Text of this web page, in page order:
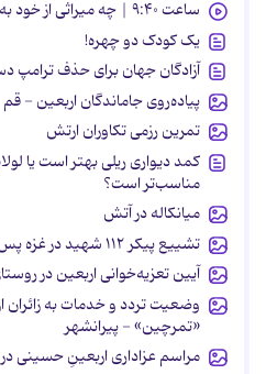
ساعت ۹:۴۰ | چه میراثی از خود به جای گذاشت؟
یک کودک دو چهره!
آزادگان جهان برای حذف ترامپ
پیاده‌روی جاماندگان اربعین - قم
تمرین رزمی تکاوران ارتش
کمد دیواری ریلی بهتر است یا
مناسب‌تر است؟
میانکاله در آتش
تشییع پیکر ۱۱۲ شهید در غزه پس از ۳ سال زیر آوار ماندن
آیین تعزیه‌خوانی اربعین در
وضعیت تردد و خدمات به زائران
«تمرچین» - پیرانشهر
مراسم عزاداری اربعینِ حسینی